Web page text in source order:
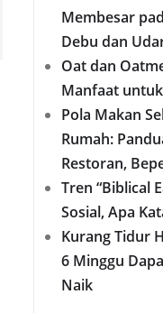
Membesar
Debu dan
Oat dan
Manfaat
Pola Makan
Rumah:
Restoran,
Tren “Biblical
Sosial, Apa
Kurang Tidur
6 Minggu
Naik